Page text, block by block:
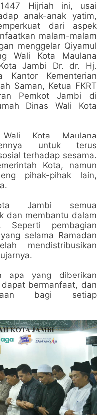
1447 Hijriah ini, usai
anak-anak yatim,
dari aspek
malam-malam
menggelar Qiyamul
Wali Kota Maulana
Jambi Dr. dr. Hj.
Kantor Kementerian
Saman, Ketua FKRT
Pemkot Jambi di
Dinas Wali Kota
Wali Kota Maulana
untuk terus
terhadap sesama.
Kota, namun
pihak-pihak lain,
Jambi semua
dan membantu dalam
Seperti pembagian
selama Ramadan
mendistribusikan
apa yang diberikan
bermanfaat, dan
bagi setiap